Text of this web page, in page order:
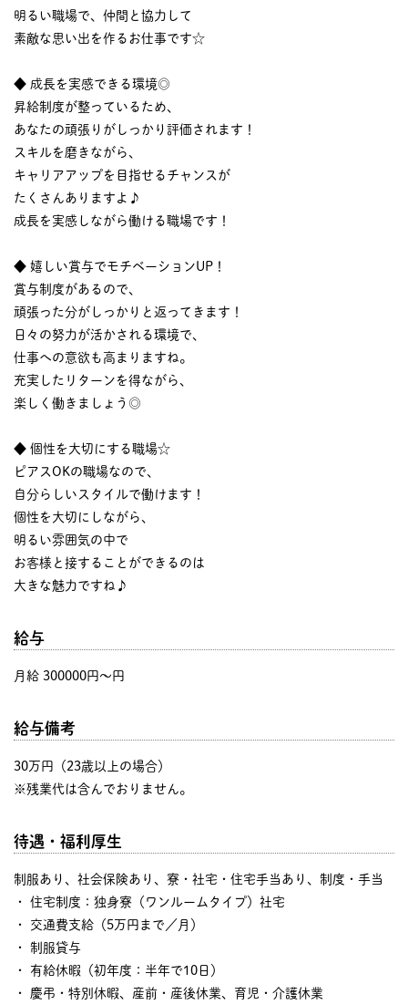
明るい職場で、仲間と協力して
素敵な思い出を作るお仕事です☆
◆ 成長を実感できる環境◎
昇給制度が整っているため、
あなたの頑張りがしっかり評価されます！
スキルを磨きながら、
キャリアアップを目指せるチャンスが
たくさんありますよ♪
成長を実感しながら働ける職場です！
◆ 嬉しい賞与でモチベーションUP！
賞与制度があるので、
頑張った分がしっかりと返ってきます！
日々の努力が活かされる環境で、
仕事への意欲も高まりますね。
充実したリターンを得ながら、
楽しく働きましょう◎
◆ 個性を大切にする職場☆
ピアスOKの職場なので、
自分らしいスタイルで働けます！
個性を大切にしながら、
明るい雰囲気の中で
お客様と接することができるのは
大きな魅力ですね♪
給与
月給 300000円〜円
給与備考
30万円（23歳以上の場合）
※残業代は含んでおりません。
待遇・福利厚生
制服あり、社会保険あり、寮・社宅・住宅手当あり、制度・手当
・ 住宅制度：独身寮（ワンルームタイプ）社宅
・ 交通費支給（5万円まで／月）
・ 制服貸与
・ 有給休暇（初年度：半年で10日）
・ 慶弔・特別休暇、産前・産後休業、育児・介護休業